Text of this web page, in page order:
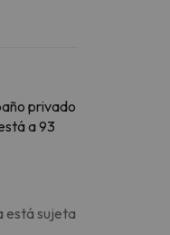
privado
a 93
está sujeta